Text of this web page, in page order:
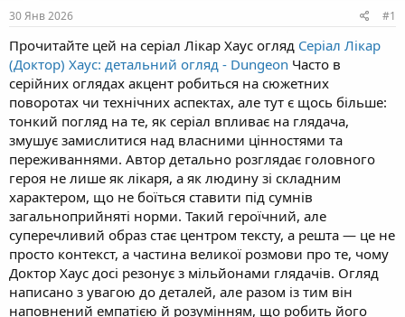
е
м
ы
л
а
30 Янв 2026 #1
Прочитайте цей на серіал Лікар Хаус огляд Серіал Лікар
(Доктор) Хаус: детальний огляд - Dungeon Часто в
серійних оглядах акцент робиться на сюжетних
поворотах чи технічних аспектах, але тут є щось більше:
тонкий погляд на те, як серіал впливає на глядача,
змушує замислитися над власними цінностями та
переживаннями. Автор детально розглядає головного
героя не лише як лікаря, а як людину зі складним
характером, що не боїться ставити під сумнів
загальноприйняті норми. Такий героїчний, але
суперечливий образ стає центром тексту, а решта — це не
просто контекст, а частина великої розмови про те, чому
Доктор Хаус досі резонує з мільйонами глядачів. Огляд
написано з увагою до деталей, але разом із тим він
наповнений емпатією й розумінням, що робить його